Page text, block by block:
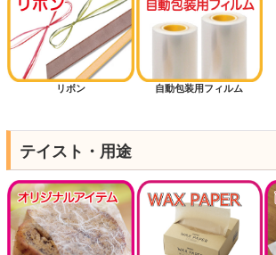
リボン 自動包装用フィルム
テイスト・用途